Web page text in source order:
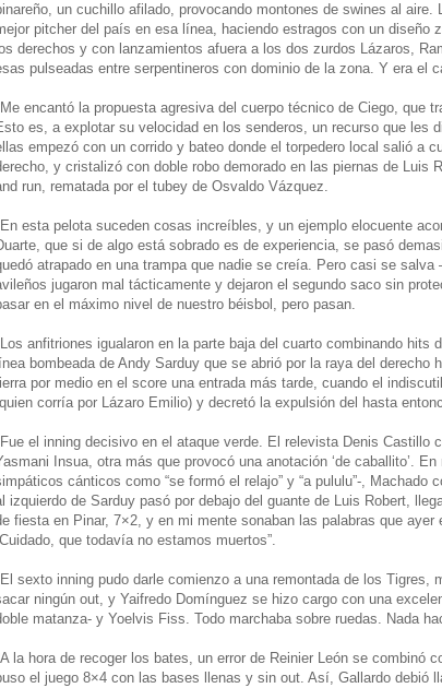
un cuchillo afilado, provocando montones de swines al
pitcher del país en esa línea, haciendo estragos con un diseño
derechos y con lanzamientos afuera a los dos zurdos Lázaros,
pulseadas entre serpentineros con dominio de la zona. Y era el
encantó la propuesta agresiva del cuerpo técnico de Ciego, que
es, a explotar su velocidad en los senderos, un recurso que les
empezó con un corrido y bateo donde el torpedero local salió a
y cristalizó con doble robo demorado en las piernas de Luis
run, rematada por el tubey de Osvaldo Vázquez.
esta pelota suceden cosas increíbles, y un ejemplo elocuente
que si de algo está sobrado es de experiencia, se pasó
atrapado en una trampa que nadie se creía. Pero casi se
jugaron mal tácticamente y dejaron el segundo saco sin
en el máximo nivel de nuestro béisbol, pero pasan.
anfitriones igualaron en la parte baja del cuarto combinando hits
línea bombeada de Andy Sarduy que se abrió por la raya del
por medio en el score una entrada más tarde, cuando el
corría por Lázaro Emilio) y decretó la expulsión del hasta
el inning decisivo en el ataque verde. El relevista Denis Castillo
Insua, otra más que provocó una anotación ‘de caballito’.
cánticos como “se formó el relajo” y “a pululu”-,
izquierdo de Sarduy pasó por debajo del guante de Luis Robert,
fiesta en Pinar, 7×2, y en mi mente sonaban las palabras que
que todavía no estamos muertos”.
sexto inning pudo darle comienzo a una remontada de los Tigres,
ningún out, y Yaifredo Domínguez se hizo cargo con una
matanza- y Yoelvis Fiss. Todo marchaba sobre ruedas. Nada
la hora de recoger los bates, un error de Reinier León se combinó
el juego 8×4 con las bases llenas y sin out. Así, Gallardo debió